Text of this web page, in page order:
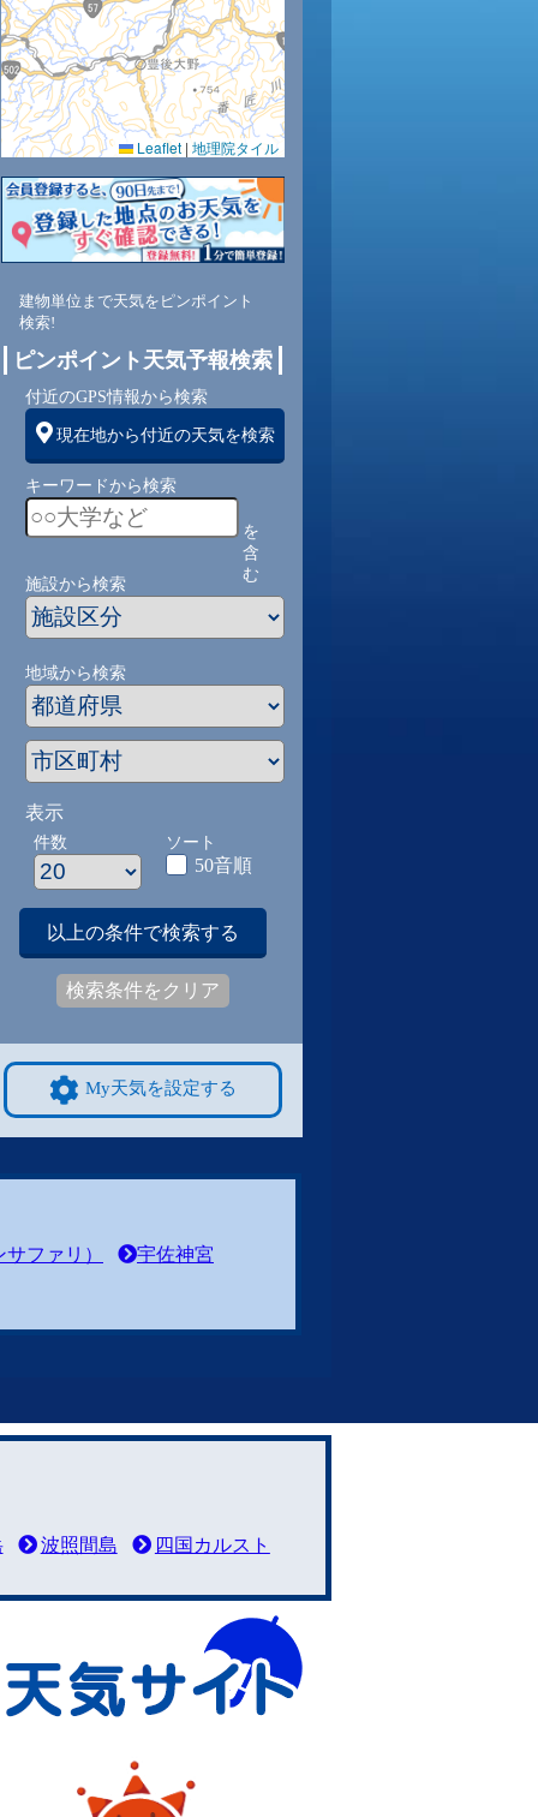
Leaflet | 地理院タイル
建物単位まで天気をピンポイント
検索!
ピンポイント天気予報検索
付近のGPS情報から検索
現在地から付近の天気を検索
キーワードから検索
を
含
む
施設から検索
地域から検索
表示
件数 ソート
50音順
以上の条件で検索する
検索条件をクリア
My天気を設定する
ファリ） 宇佐神宮
波照間島 四国カルスト